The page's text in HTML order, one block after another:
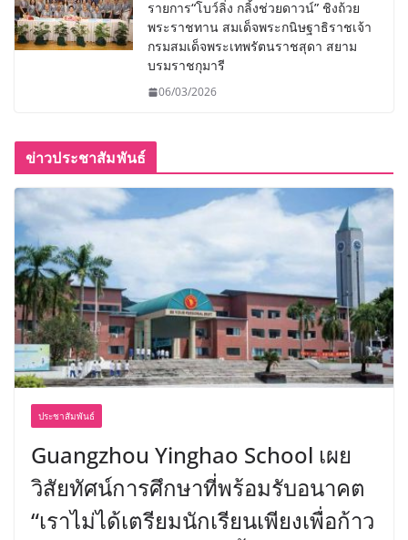
รายการ“โบว์ลิ่ง กลิ้งช่วยดาวน์” ชิงถ้วย
พระราชทาน สมเด็จพระกนิษฐาธิราชเจ้า
กรมสมเด็จพระเทพรัตนราชสุดา สยาม
บรมราชกุมารี
06/03/2026
ข่าวประชาสัมพันธ์
ประชาสัมพันธ์
Guangzhou Yinghao School เผย
วิสัยทัศน์การศึกษาที่พร้อมรับอนาคต
“เราไม่ได้เตรียมนักเรียนเพียงเพื่อก้าว